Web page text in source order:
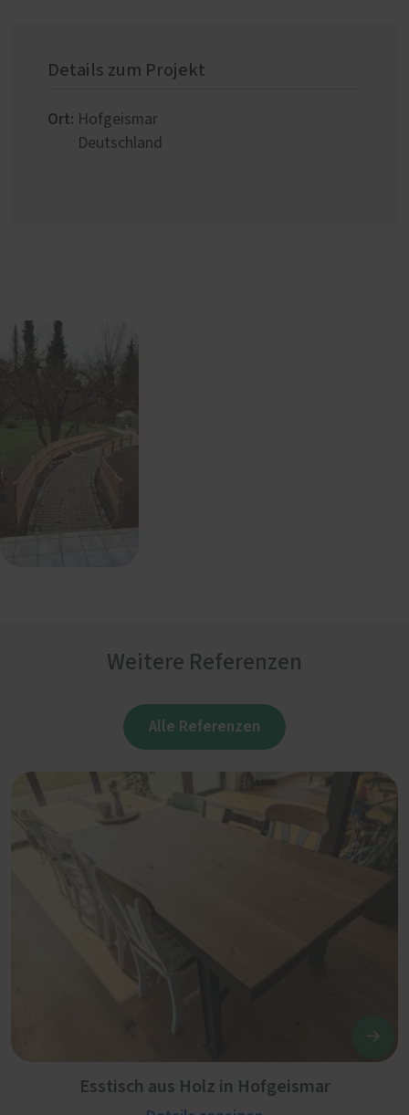
Details zum Projekt
Ort: Hofgeismar
Deutschland
Weitere Referenzen
Alle Referenzen
Esstisch aus Holz in Hofgeismar